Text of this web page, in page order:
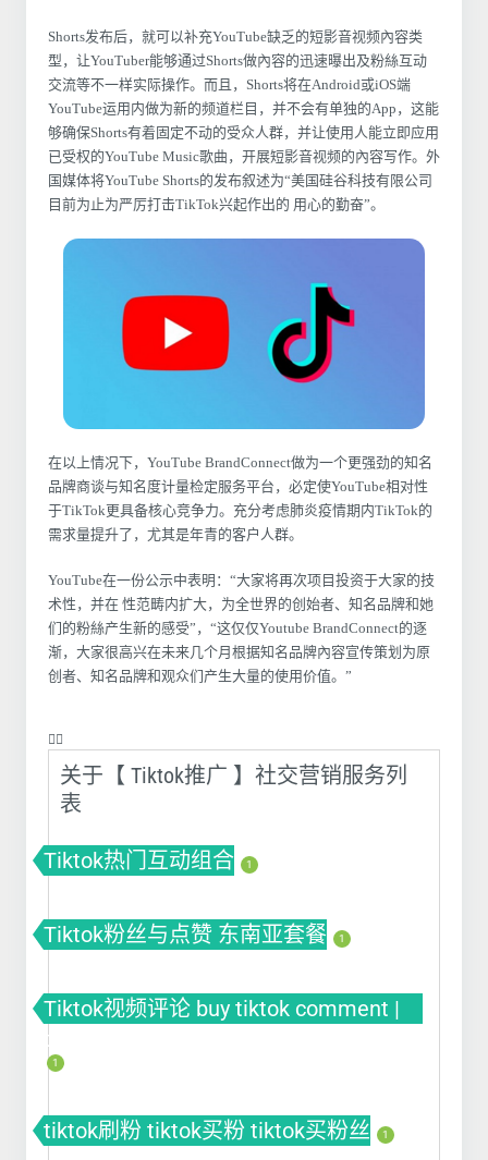
Shorts发布后，就可以补充YouTube缺乏的短影音视频內容类
型，让YouTuber能够通过Shorts做內容的迅速曝出及粉絲互动
交流等不一样实际操作。而且，Shorts将在Android或iOS端
YouTube运用内做为新的频道栏目，并不会有单独的App，这能
够确保Shorts有着固定不动的受众人群，并让使用人能立即应用
已受权的YouTube Music歌曲，开展短影音视频的內容写作。外
国媒体将YouTube Shorts的发布叙述为“美国硅谷科技有限公司
目前为止为严厉打击TikTok兴起作出的 用心的勤奋”。
在以上情况下，YouTube BrandConnect做为一个更强劲的知名
品牌商谈与知名度计量检定服务平台，必定使YouTube相对性
于TikTok更具备核心竞争力。充分考虑肺炎疫情期内TikTok的
需求量提升了，尤其是年青的客户人群。
YouTube在一份公示中表明：“大家将再次项目投资于大家的技
术性，并在 性范畴内扩大，为全世界的创始者、知名品牌和她
们的粉絲产生新的感受”，“这仅仅Youtube BrandConnect的逐
渐，大家很高兴在未来几个月根据知名品牌內容宣传策划为原
创者、知名品牌和观众们产生大量的使用价值。”
❤️‍🔥
关于【 Tiktok推广 】社交营销服务列
表
Tiktok热门互动组合 1
Tiktok粉丝与点赞 东南亚套餐 1
Tiktok视频评论 buy tiktok comment |
tiktok刷评论 | tiktok自动刷评论软件
1
tiktok刷粉 tiktok买粉 tiktok买粉丝 1